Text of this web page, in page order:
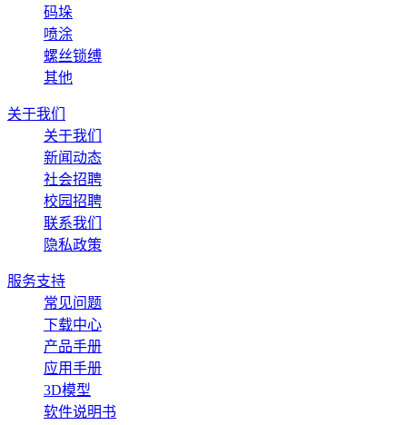
码垛
喷涂
螺丝锁缚
其他
关于我们
关于我们
新闻动态
社会招聘
校园招聘
联系我们
隐私政策
服务支持
常见问题
下载中心
产品手册
应用手册
3D模型
软件说明书